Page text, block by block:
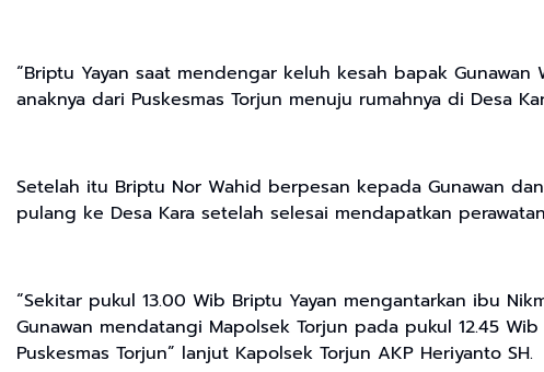
“Briptu Yayan saat mendengar keluh kesah bapak
anaknya dari Puskesmas Torjun menuju rumahnya di Desa
Setelah itu Briptu Nor Wahid berpesan kepada Gunawan
pulang ke Desa Kara setelah selesai mendapatkan
“Sekitar pukul 13.00 Wib Briptu Yayan mengantarkan ibu
Gunawan mendatangi Mapolsek Torjun pada pukul 12.45
Puskesmas Torjun” lanjut Kapolsek Torjun AKP Heriyanto SH.